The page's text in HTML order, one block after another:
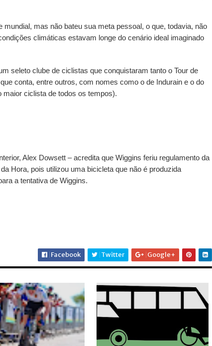
mas não bateu sua meta pessoal, o que, todavia, não
climáticas estavam longe do cenário ideal imaginado
seleto clube de ciclistas que conquistaram tanto o Tour de
conta, entre outros, com nomes como o de Indurain e o do
ciclista de todos os tempos).
Alex Dowsett –acredita que Wiggins feriu regulamento da
Hora, pois utilizouuma bicicleta que não é produzida
a tentativa de Wiggins.
Facebook Twitter Google+